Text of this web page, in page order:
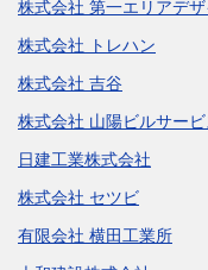
株式会社 第一エリアデ
株式会社 トレハン
株式会社 吉谷
株式会社 山陽ビルサービ
日建工業株式会社
株式会社 セツビ
有限会社 横田工業所